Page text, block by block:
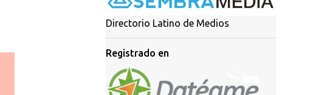
Directorio Latino de Medios
Registrado en